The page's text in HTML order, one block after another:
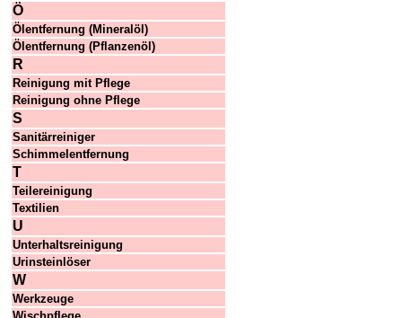
Ö
Ölentfernung (Mineralöl)
Ölentfernung (Pflanzenöl)
R
Reinigung mit Pflege
Reinigung ohne Pflege
S
Sanitärreiniger
Schimmelentfernung
T
Teilereinigung
Textilien
U
Unterhaltsreinigung
Urinsteinlöser
W
Werkzeuge